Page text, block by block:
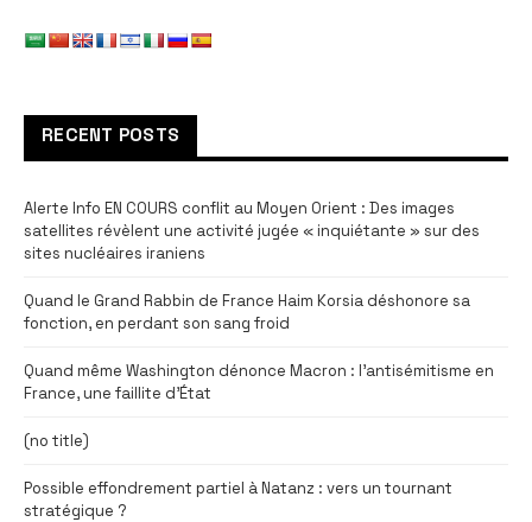
RECENT POSTS
Alerte Info EN COURS conflit au Moyen Orient : Des images
satellites révèlent une activité jugée « inquiétante » sur des
sites nucléaires iraniens
Quand le Grand Rabbin de France Haim Korsia déshonore sa
fonction, en perdant son sang froid
Quand même Washington dénonce Macron : l’antisémitisme en
France, une faillite d’État
(no title)
Possible effondrement partiel à Natanz : vers un tournant
stratégique ?